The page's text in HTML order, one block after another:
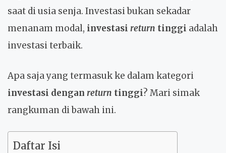
saat di usia senja. Investasi bukan sekadar
menanam modal, investasi return tinggi adalah
investasi terbaik.
Apa saja yang termasuk ke dalam kategori
investasi dengan return tinggi? Mari simak
rangkuman di bawah ini.
Daftar Isi